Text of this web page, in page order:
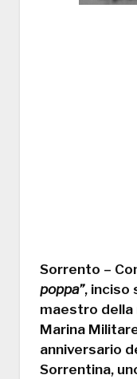
Sorrento –
poppa”, inciso
maestro della
Marina
anniversario
Sorrentina,